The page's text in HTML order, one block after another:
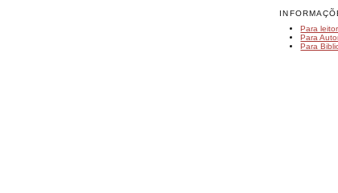
Para
Para
Para